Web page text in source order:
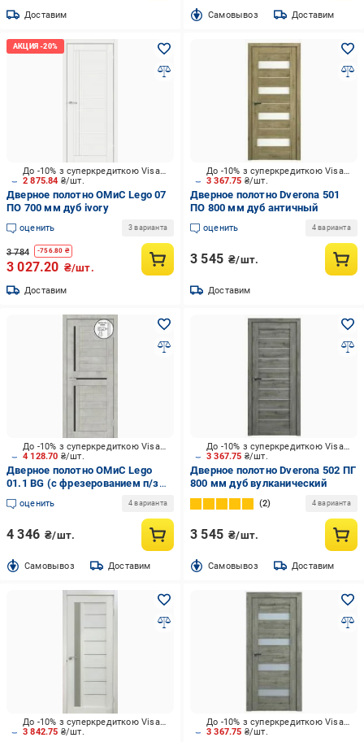
Доставим Cамовывоз Доставим
2 875.84 ₴/шт.
До -10% з суперкредиткою Visa Вигода
Дверное полотно ОМиС Lego 07
ПО 700 мм дуб ivory
оценить 3 варианта
3 784 -756.80 ₴
3 027.20 ₴/шт.
Доставим
3 367.75 ₴/шт.
До -10% з суперкредиткою Visa Вигода
Дверное полотно Dverona 501
ПО 800 мм дуб античный
оценить 4 варианта
3 545 ₴/шт.
Доставим
4 128.70 ₴/шт.
До -10% з суперкредиткою Visa Вигода
Дверное полотно ОМиС Lego
01.1 BG (с фрезерованием п/з
96/85) ПО черное стекло 800 мм
цемент
оценить 4 варианта
4 346 ₴/шт.
Cамовывоз Доставим
3 367.75 ₴/шт.
До -10% з суперкредиткою Visa Вигода
Дверное полотно Dverona 502 ПГ
800 мм дуб вулканический
2 4 варианта
3 545 ₴/шт.
Cамовывоз Доставим
3 842.75 ₴/шт.
До -10% з суперкредиткою Visa Вигода
3 367.75 ₴/шт.
До -10% з суперкредиткою Visa Вигода